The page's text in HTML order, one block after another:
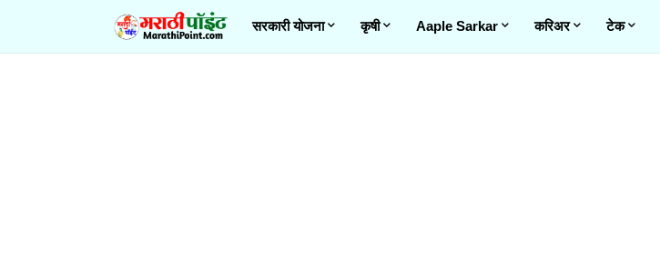
सरकारी योजना कृषी Aaple Sarkar करिअर टेक